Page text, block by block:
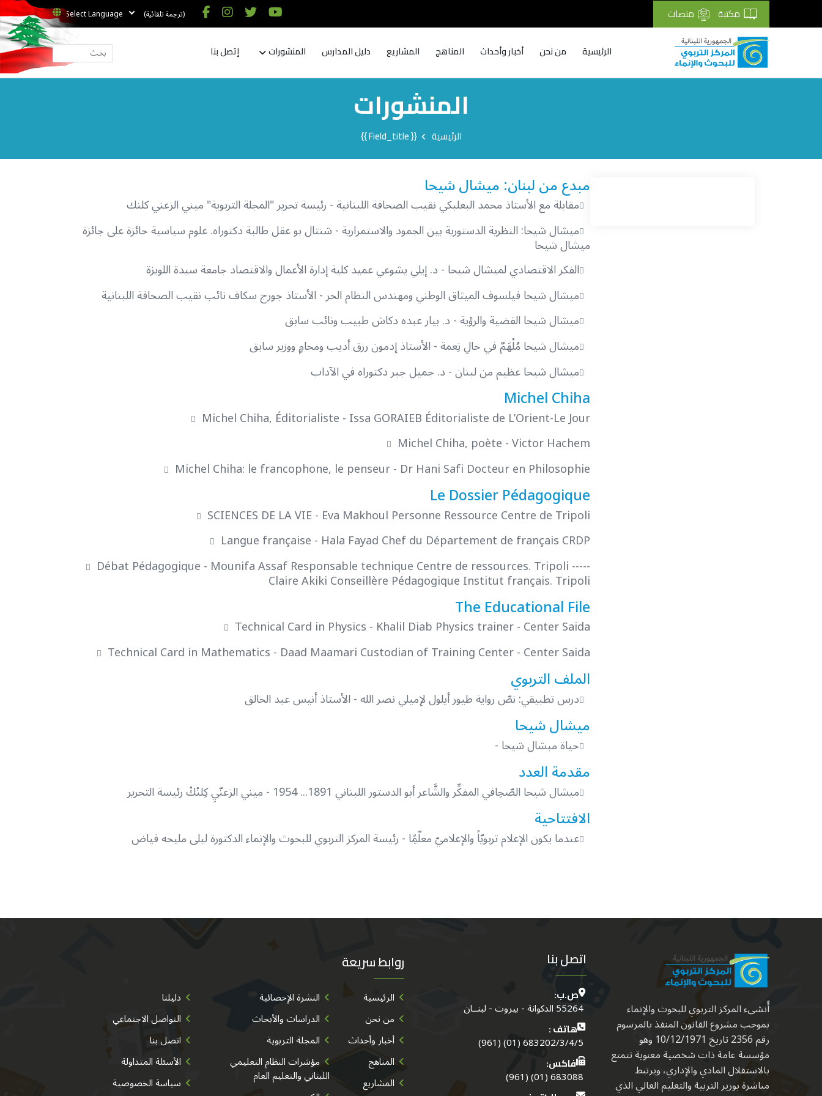
مكتبة منصات (ترجمة تلقائية)
الرئيسية من نحن أخبار وأحداث المناهج المشاريع دليل المدارس المنشورات إتصل بنا
المنشورات
الرئيسية {{ Field_title }}
مبدع من لبنان: ميشال شيحا
مقابلة مع الأستاذ محمد البعلبكي نقيب الصحافة اللبنانية - رئيسة تحرير "المجلة التربوية" ميني الزعني كلنك
ميشال شيحا: النظرية الدستورية بين الجمود والاستمرارية - شنتال بو عقل طالبة دكتوراه. علوم سياسية حائزة على جائزة
ميشال شيحا
الفكر الاقتصادي لميشال شيحا - د. إيلي يشوعي عميد كلية إدارة الأعمال والاقتصاد جامعة سيدة اللويزة
ميشال شيحا فيلسوف الميثاق الوطني ومهندس النظام الحر - الأستاذ جورج سكاف نائب نقيب الصحافة اللبنانية
ميشال شيحا القضية والرؤية - د. بيار عبده دكاش طبيب ونائب سابق
ميشال شيحا مُلْهَمٌ في حالِ نِعمة - الأستاذ إدمون رزق أديب ومحامٍ ووزير سابق
ميشال شيحا عظيم من لبنان - د. جميل جبر دكتوراه في الآداب
Michel Chiha
Michel Chiha, Éditorialiste - Issa GORAIEB Éditorialiste de L’Orient-Le Jour
Michel Chiha, poète - Victor Hachem
Michel Chiha: le francophone, le penseur - Dr Hani Safi Docteur en Philosophie
Le Dossier Pédagogique
SCIENCES DE LA VIE - Eva Makhoul Personne Ressource Centre de Tripoli
Langue française - Hala Fayad Chef du Département de français CRDP
Débat Pédagogique - Mounifa Assaf Responsable technique Centre de ressources. Tripoli -----
Claire Akiki Conseillère Pédagogique Institut français. Tripoli
The Educational File
Technical Card in Physics - Khalil Diab Physics trainer - Center Saida
Technical Card in Mathematics - Daad Maamari Custodian of Training Center - Center Saida
الملف التربوي
درس تطبيقي: نصّ رواية طيور أيلول لإميلي نصر الله - الأستاذ أنيس عبد الخالق
ميشال شيحا
حياة مبشال شيحا -
مقدمة العدد
ميشال شيحا الصّحِافي المفكِّر والشَّاعر أبو الدستور اللبناني 1891... 1954 - ميني الزعنّيِ كِلنْكْ رئيسة التحرير
الافتتاحية
عندما يكون الإعلام تربويّاً والإعلاميّ معلّمًِا - رئيسة المركز التربوي للبحوث والإنماء الدكتورة ليلى مليحه فياض
أُنشىء المركز التربوي للبحوث والإنماء
بموجب مشروع القانون المنفذ بالمرسوم
رقم 2356 تاريخ 10/12/1971 وهو
مؤسسة عامة ذات شخصية معنوية تتمتع
بالاستقلال المادي والإداري، ويرتبط
مباشرة بوزير التربية والتعليم العالي الذي
اتصل بنا
ص.ب:
55264 الدكوانة - بيروت - لبنــان
هاتف :
683202/3/4/5 (01) (961)
فاكس:
683088 (01) (961)
روابط سريعة
الرئيسية
من نحن
أخبار وأحداث
المناهج
المشاريع
النشرة الإحصائية
الدراسات والأبحاث
المجلة التربوية
مؤشرات النظام التعليمي
اللبناني والتعليم العام
دليلنا
التواصل الاجتماعي
اتصل بنا
الأسئلة المتداولة
سياسة الخصوصية